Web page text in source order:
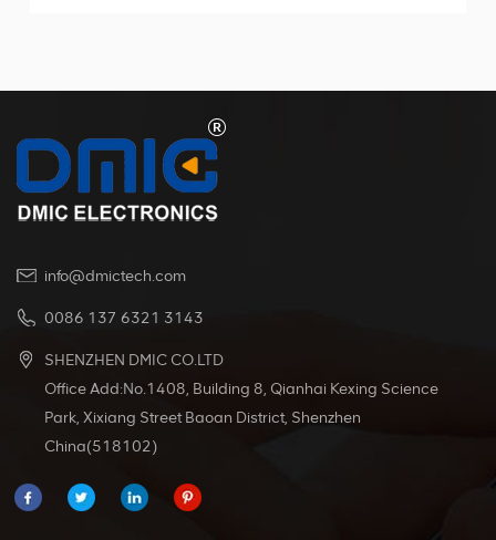
gamme de spécifications de bornes, il est
compatible avec différents diamètres de fil, ce qui
le rend incroyablement polyvalent et pratique.
info@dmictech.com
0086 137 6321 3143
SHENZHEN DMIC CO.LTD
Office Add:No.1408, Building 8, Qianhai Kexing Science
Park, Xixiang Street Baoan District, Shenzhen
China(518102)